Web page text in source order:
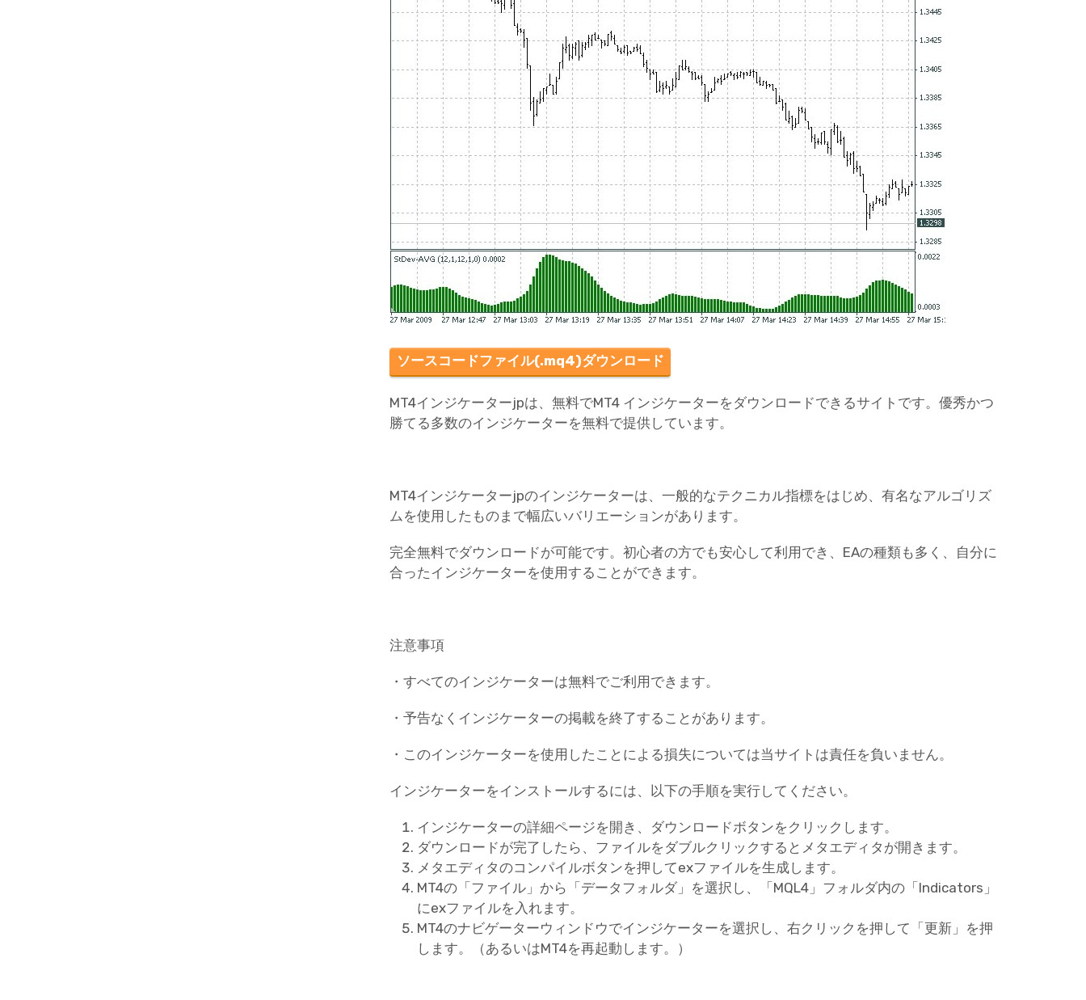
ソースコードファイル(.mq4)ダウンロード
MT4インジケーターjpは、無料でMT4 インジケーターをダウンロードできるサイトです。優秀かつ
勝てる多数のインジケーターを無料で提供しています。
MT4インジケーターjpのインジケーターは、一般的なテクニカル指標をはじめ、有名なアルゴリズ
ムを使用したものまで幅広いバリエーションがあります。
完全無料でダウンロードが可能です。初心者の方でも安心して利用でき、EAの種類も多く、自分に
合ったインジケーターを使用することができます。
注意事項
・すべてのインジケーターは無料でご利用できます。
・予告なくインジケーターの掲載を終了することがあります。
・このインジケーターを使用したことによる損失については当サイトは責任を負いません。
インジケーターをインストールするには、以下の手順を実行してください。
インジケーターの詳細ページを開き、ダウンロードボタンをクリックします。
ダウンロードが完了したら、ファイルをダブルクリックするとメタエディタが開きます。
メタエディタのコンパイルボタンを押してexファイルを生成します。
MT4の「ファイル」から「データフォルダ」を選択し、「MQL4」フォルダ内の「Indicators」
にexファイルを入れます。
MT4のナビゲーターウィンドウでインジケーターを選択し、右クリックを押して「更新」を押
します。（あるいはMT4を再起動します。）